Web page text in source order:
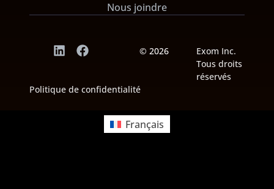
Nous joindre
© 2026
Exom Inc.
Tous droits
réservés
Politique de confidentialité
Français